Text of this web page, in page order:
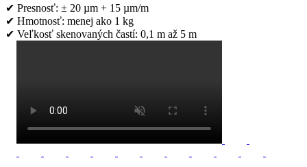
✔ Presnosť: ± 20 µm + 15 µm/m
✔ Hmotnosť: menej ako 1 kg
✔ Veľkosť skenovaných častí: 0,1 m až 5 m